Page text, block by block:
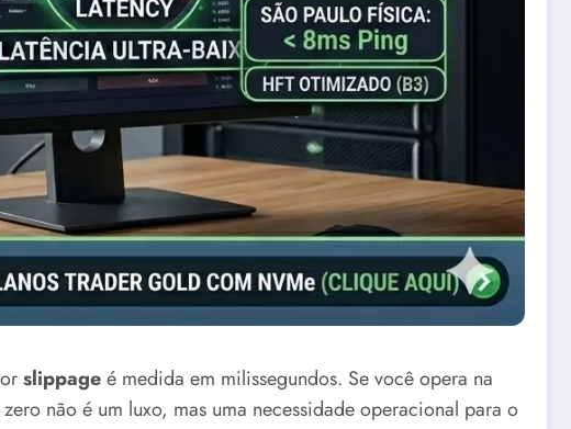
slippageé medida em milissegundos. Se você opera na
não é um luxo, mas uma necessidade operacional para o